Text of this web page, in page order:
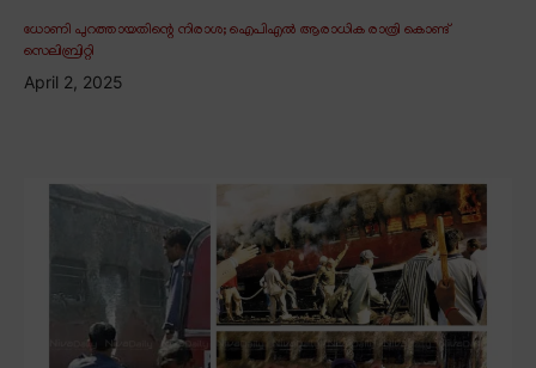
ധോണി പുറത്തായതിന്റെ നിരാശ; ഐപിഎൽ ആരാധിക രാത്രി കൊണ്ട്
സെലിബ്രിറ്റി
April 2, 2025